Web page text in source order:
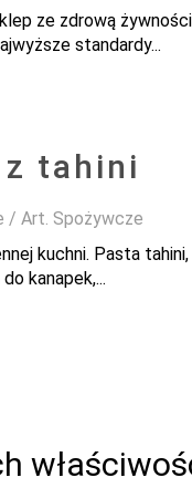
ze zdrową
standardy...
tahini
/ Art. Spożywcze
kuchni. Pasta
kanapek,...